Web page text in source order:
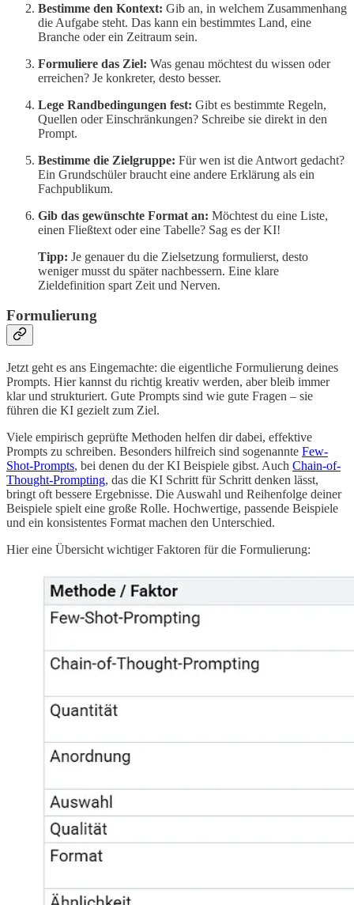
Bestimme den Kontext: Gib an, in welchem Zusammenhang
die Aufgabe steht. Das kann ein bestimmtes Land, eine
Branche oder ein Zeitraum sein.
Formuliere das Ziel: Was genau möchtest du wissen oder
erreichen? Je konkreter, desto besser.
Lege Randbedingungen fest: Gibt es bestimmte Regeln,
Quellen oder Einschränkungen? Schreibe sie direkt in den
Prompt.
Bestimme die Zielgruppe: Für wen ist die Antwort gedacht?
Ein Grundschüler braucht eine andere Erklärung als ein
Fachpublikum.
Gib das gewünschte Format an: Möchtest du eine Liste,
einen Fließtext oder eine Tabelle? Sag es der KI!
Tipp: Je genauer du die Zielsetzung formulierst, desto
weniger musst du später nachbessern. Eine klare
Zieldefinition spart Zeit und Nerven.
Formulierung
Jetzt geht es ans Eingemachte: die eigentliche Formulierung deines
Prompts. Hier kannst du richtig kreativ werden, aber bleib immer
klar und strukturiert. Gute Prompts sind wie gute Fragen – sie
führen die KI gezielt zum Ziel.
Viele empirisch geprüfte Methoden helfen dir dabei, effektive
Prompts zu schreiben. Besonders hilfreich sind sogenannte Few-
Shot-Prompts, bei denen du der KI Beispiele gibst. Auch Chain-of-
Thought-Prompting, das die KI Schritt für Schritt denken lässt,
bringt oft bessere Ergebnisse. Die Auswahl und Reihenfolge deiner
Beispiele spielt eine große Rolle. Hochwertige, passende Beispiele
und ein konsistentes Format machen den Unterschied.
Hier eine Übersicht wichtiger Faktoren für die Formulierung: